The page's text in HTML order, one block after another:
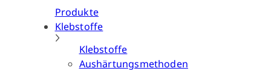
Produkte
Klebstoffe
Klebstoffe
Aushärtungsmethoden